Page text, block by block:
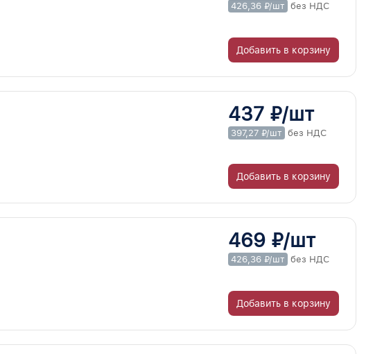
426,36 ₽/шт без НДС
Добавить в корзину
437 ₽/шт
397,27 ₽/шт без НДС
Добавить в корзину
469 ₽/шт
426,36 ₽/шт без НДС
Добавить в корзину